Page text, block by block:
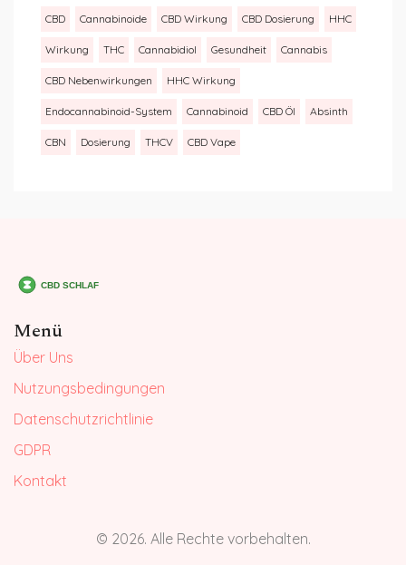
CBD Cannabinoide CBD Wirkung CBD Dosierung HHC
Wirkung THC Cannabidiol Gesundheit Cannabis
CBD Nebenwirkungen HHC Wirkung
Endocannabinoid-System Cannabinoid CBD Öl Absinth
CBN Dosierung THCV CBD Vape
Menü
Über Uns
Nutzungsbedingungen
Datenschutzrichtlinie
GDPR
Kontakt
© 2026. Alle Rechte vorbehalten.